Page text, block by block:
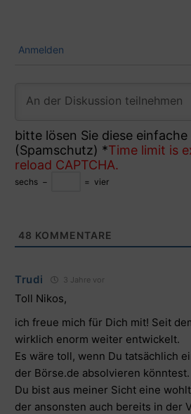
Anmelden
bitte lösen Sie diese
(Spamschutz) *Time limit is
reload CAPTCHA.
sechs − = vier
48 KOMMENTARE
Trudi 3 Jahre vor
Toll Nikos,
ich freue mich für Dich mit! Seit
wirklich enorm weiter entwickelt.
Es wäre toll, wenn Du tatsächlich
der Börse.de absolvieren könntest.
Du bist aus meiner Sicht eine
der ansonsten auch bereits in der